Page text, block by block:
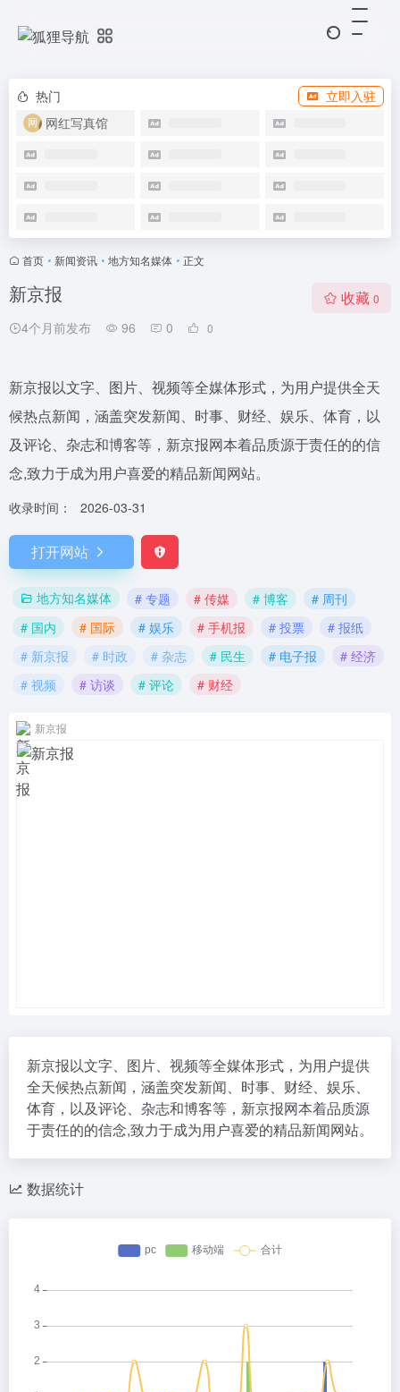
热门
立即入驻
网红写真馆
首页 • 新闻资讯 • 地方知名媒体 • 正文
新京报
4个月前发布 96 0 0
收藏 0
新京报以文字、图片、视频等全媒体形式，为用户提供全天
候热点新闻，涵盖突发新闻、时事、财经、娱乐、体育，以
及评论、杂志和博客等，新京报网本着品质源于责任的的信
念,致力于成为用户喜爱的精品新闻网站。
收录时间： 2026-03-31
打开网站
地方知名媒体 # 专题 # 传媒 # 博客
# 周刊
# 国内
# 国际 # 娱乐 # 手机报 # 投票
# 报纸
# 新京报
# 时政 # 杂志 # 民生 # 电子报
# 经济
# 视频
# 访谈 # 评论 # 财经
新京报
新京报以文字、图片、视频等全媒体形式，为用户提供
全天候热点新闻，涵盖突发新闻、时事、财经、娱乐、
体育，以及评论、杂志和博客等，新京报网本着品质源
于责任的的信念,致力于成为用户喜爱的精品新闻网站。
数据统计